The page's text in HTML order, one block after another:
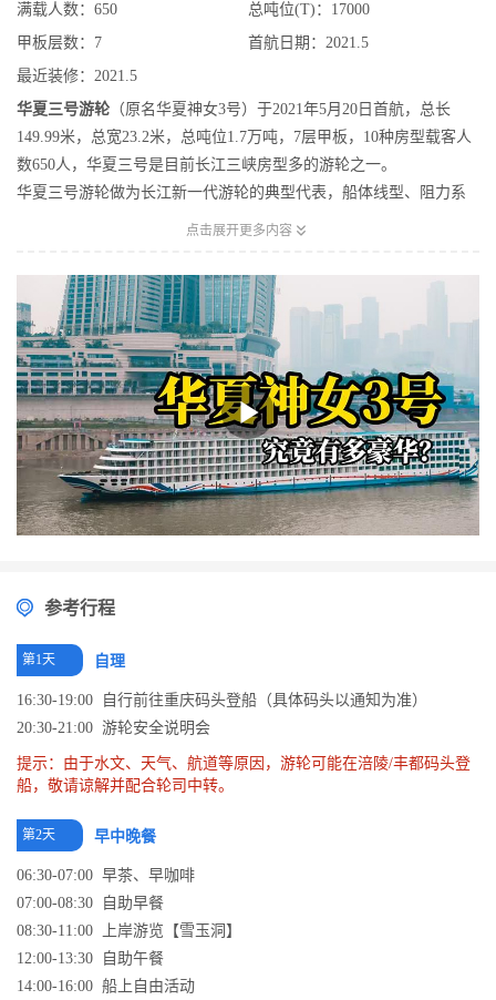
满载人数：650
总吨位(T)：17000
甲板层数：7
首航日期：2021.5
最近装修：2021.5
华夏三号游轮 （原名华夏神女3号）于2021年5月20日首航，总长
149.99米，总宽23.2米，总吨位1.7万吨，7层甲板，10种房型载客人
数650人，华夏三号是目前长江三峡房型多的游轮之一。
华夏三号游轮做为长江新一代游轮的典型代表，船体线型、阻力系
数、推进效率、减震降噪和空间布局有效利用均达到了新的高度。
住宿区与公共娱乐区以中央接待大厅为分界完全独立，舱内影音娱
乐空间550平方米，首尾酒吧观景吧1170平方米，三层餐厅共1754平
方米户外观景平台2000平方米以上。客房分为总统套房、豪 华套
房、行政标间、行政大床、家庭房、标准间、单人间、蜜月套房、
陪员间、内舱房10种不同的户型。
点击展开更多内容 
参考行程
第1天 自理
16:30-19:00 自行前往重庆码头登船（具体码头以通知为准）
20:30-21:00 游轮安全说明会
提示：由于水文、天气、航道等原因，游轮可能在涪陵/丰都码头登
船，敬请谅解并配合轮司中转。
第2天 早中晚餐
06:30-07:00 早茶、早咖啡
07:00-08:30 自助早餐
08:30-11:00 上岸游览【雪玉洞】
12:00-13:30 自助午餐
14:00-16:00 船上自由活动